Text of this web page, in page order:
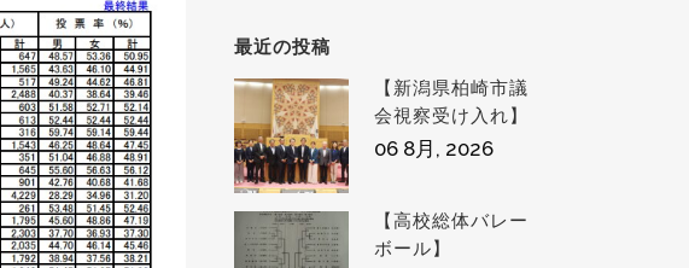
最近の投稿
【新潟県柏崎市議
会視察受け入れ】
06 8月, 2026
【高校総体バレー
ボール】